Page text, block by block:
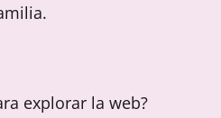
explorar la web?